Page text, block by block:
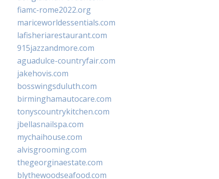
fiamc-rome2022.org
mariceworldessentials.com
lafisheriarestaurant.com
915jazzandmore.com
aguadulce-countryfair.com
jakehovis.com
bosswingsduluth.com
birminghamautocare.com
tonyscountrykitchen.com
jbellasnailspa.com
mychaihouse.com
alvisgrooming.com
thegeorginaestate.com
blythewoodseafood.com